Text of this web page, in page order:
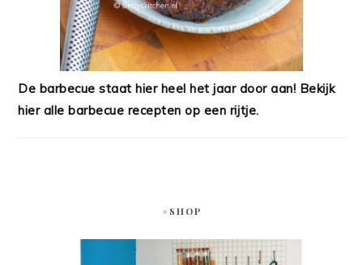
De barbecue staat hier heel het jaar door aan! Bekijk
hier alle barbecue recepten op een rijtje.
#SHOP